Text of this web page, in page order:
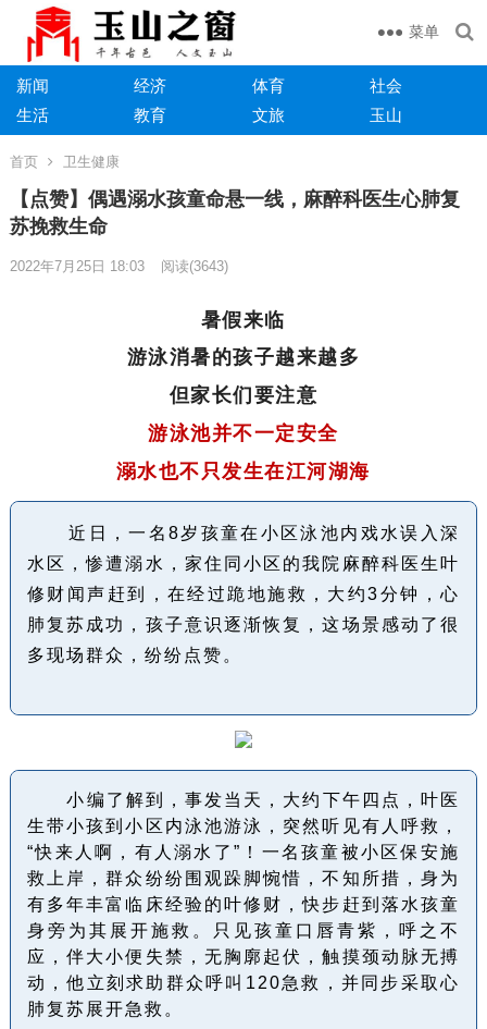
菜单
新闻 经济 体育
社会
生活
教育 文旅 玉山
首页 卫生健康
【点赞】偶遇溺水孩童命悬一线，麻醉科医生心肺复
苏挽救生命
2022年7月25日 18:03 阅读(3643)
暑假来临
游泳消暑的孩子越来越多
但家长们要注意
游泳池并不一定安全
溺水也不只发生在江河湖海
近日，一名8岁孩童在小区泳池内戏水误入深
水区，惨遭溺水，家住同小区的我院麻醉科医生叶
修财闻声赶到，在经过跪地施救，大约3分钟，心
肺复苏成功，孩子意识逐渐恢复，这场景感动了很
多现场群众，纷纷点赞。
小编了解到，事发当天，大约下午四点，叶医
生带小孩到小区内泳池游泳，突然听见有人呼救，
“快来人啊，有人溺水了”！一名孩童被小区保安施
救上岸，群众纷纷围观跺脚惋惜，不知所措，身为
有多年丰富临床经验的叶修财，快步赶到落水孩童
身旁为其展开施救。只见孩童口唇青紫，呼之不
应，伴大小便失禁，无胸廓起伏，触摸颈动脉无搏
动，他立刻求助群众呼叫120急救，并同步采取心
肺复苏展开急救。